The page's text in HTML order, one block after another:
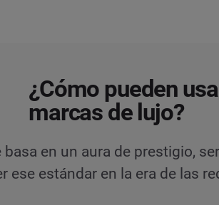
¿Cómo pueden
marcas de lujo?
en un aura de prestigio,
ese estándar en la era de las